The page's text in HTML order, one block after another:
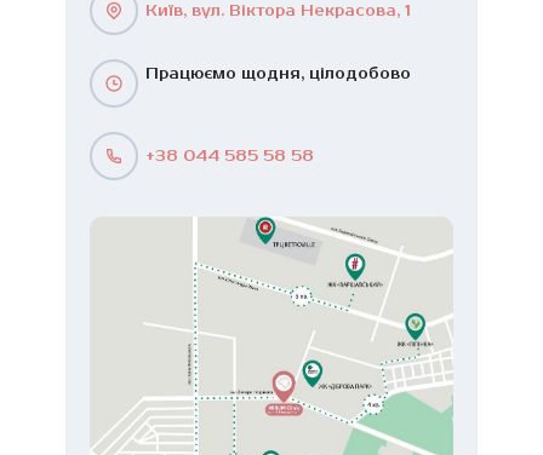
Київ, вул. Віктора Некрасова, 1
Працюємо щодня, цілодобово
+38 044 585 58 58